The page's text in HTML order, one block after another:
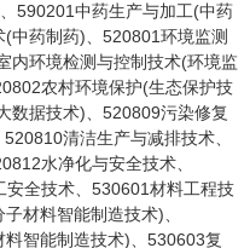
590201中药生产与加工(中药
中药制药)、520801环境监测
内环境检测与控制技术(环境监
农村环境保护(生态保护技
数据技术)、520809污染修复
清洁生产与减排技术、
水净化与安全技术、
全技术、530601材料工程技
材料智能制造技术)、
智能制造技术)、530603复